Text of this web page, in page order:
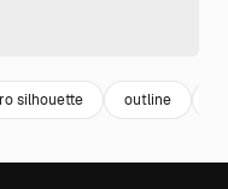
silhouette outline